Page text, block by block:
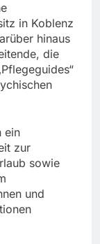
in Koblenz
hinaus
die
ein
zur
sowie
und